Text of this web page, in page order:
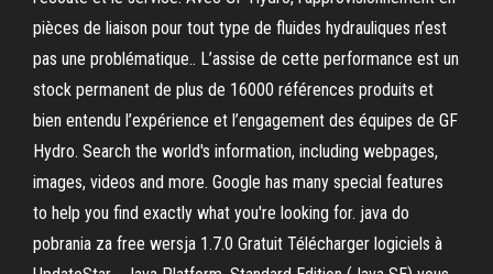
pièces de liaison pour tout type de fluides hydrauliques n’est
pas une problématique.. L’assise de cette performance est un
stock permanent de plus de 16000 références produits et
bien entendu l’expérience et l’engagement des équipes de GF
Hydro. Search the world's information, including webpages,
images, videos and more. Google has many special features
to help you find exactly what you're looking for. java do
pobrania za free wersja 1.7.0 Gratuit Télécharger logiciels à